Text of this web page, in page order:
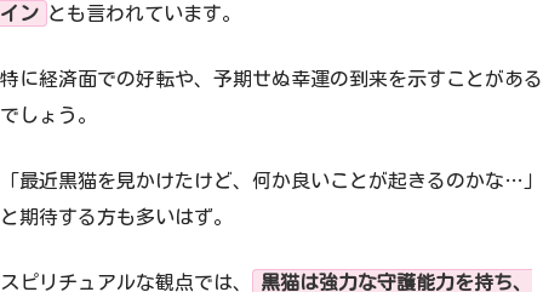
イン とも言われています。
特に経済面での好転や、予期せぬ幸運の到来を示すことがある
でしょう。
「最近黒猫を見かけたけど、何か良いことが起きるのかな…」
と期待する方も多いはず。
スピリチュアルな観点では、
黒猫は強力な守護能力を持ち、